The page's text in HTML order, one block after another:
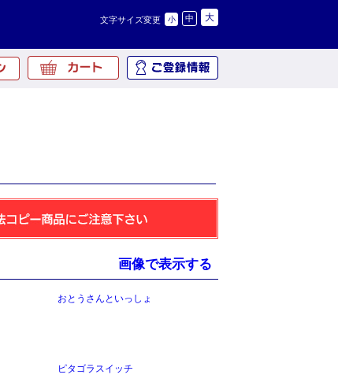
文字サイズ変更 小 中 大
画像で表示する
おとうさんといっしょ
ピタゴラスイッチ